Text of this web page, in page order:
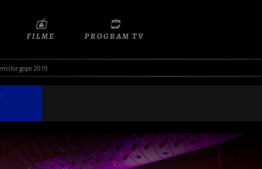
FILME PROGRAM TV
gopo 2019